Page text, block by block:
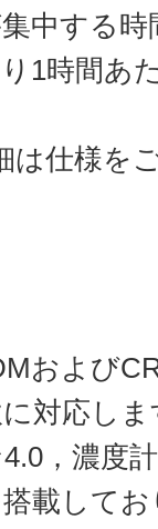
中する
1時間あ
は仕様を
および
対応し
，濃度
載して